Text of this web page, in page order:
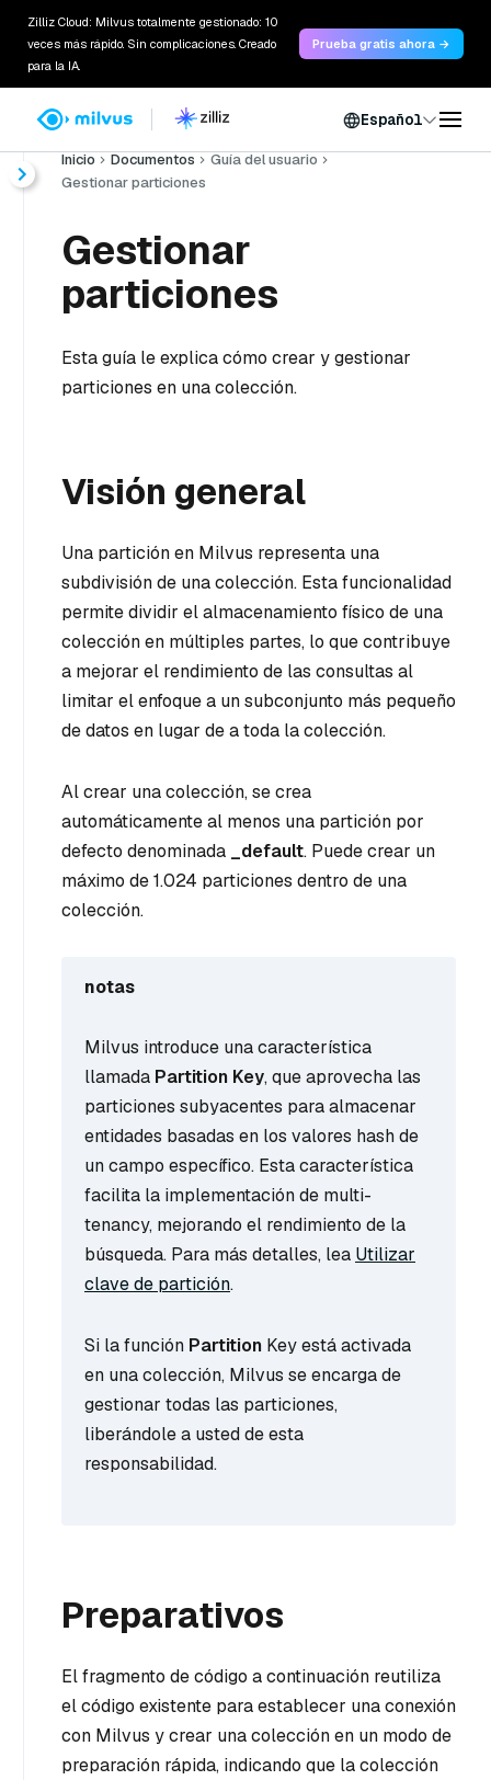
Zilliz Cloud: Milvus totalmente gestionado: 10
veces más rápido. Sin complicaciones. Creado
para la IA.
Prueba gratis ahora →
Español
Inicio Documentos
Guía del usuario
Gestionar particiones
Gestionar
particiones
Esta guía le explica cómo crear y gestionar
particiones en una colección.
Visión general
Una partición en Milvus representa una
subdivisión de una colección. Esta funcionalidad
permite dividir el almacenamiento físico de una
colección en múltiples partes, lo que contribuye
a mejorar el rendimiento de las consultas al
limitar el enfoque a un subconjunto más pequeño
de datos en lugar de a toda la colección.
Al crear una colección, se crea
automáticamente al menos una partición por
defecto denominada
_default. Puede crear un
máximo de 1.024 particiones dentro de una
colección.
notas
Milvus introduce una característica
llamada Partition Key, que aprovecha las
particiones subyacentes para almacenar
entidades basadas en los valores hash de
un campo específico. Esta característica
facilita la implementación de multi-
tenancy, mejorando el rendimiento de la
búsqueda. Para más detalles, lea Utilizar
clave de partición.
Si la función Partition Key está activada
en una colección, Milvus se encarga de
gestionar todas las particiones,
liberándole a usted de esta
responsabilidad.
Preparativos
El fragmento de código a continuación reutiliza
el código existente para establecer una conexión
con Milvus y crear una colección en un modo de
preparación rápida, indicando que la colección